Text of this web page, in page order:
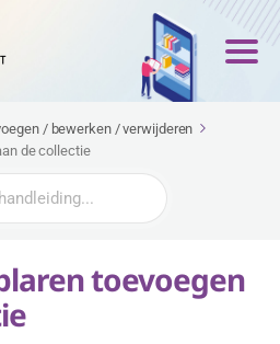
/ bewerken / verwijderen
de collectie
toevoegen